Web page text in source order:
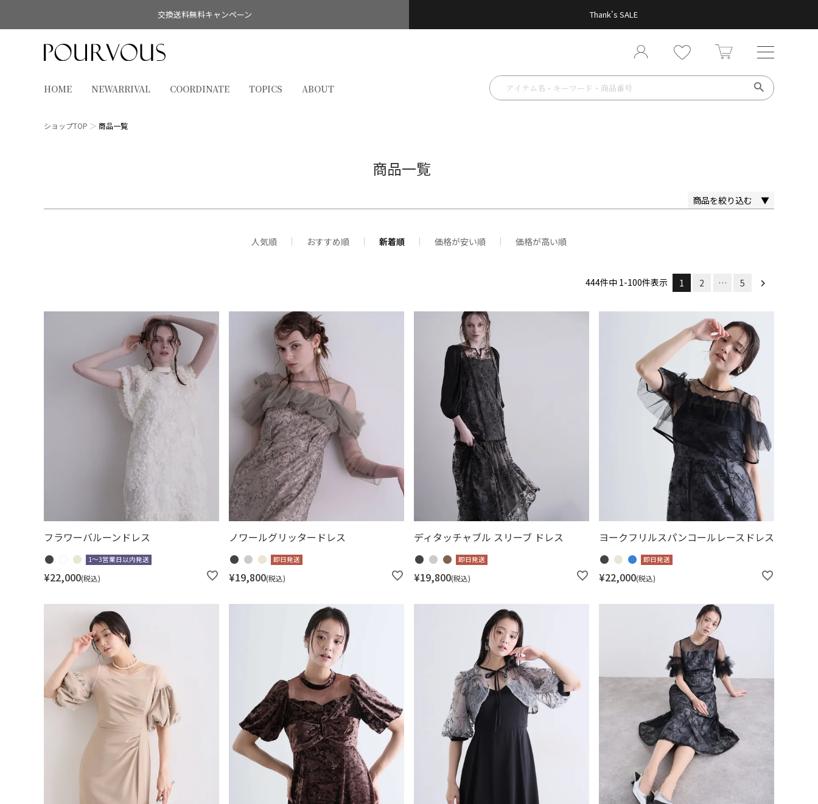
交換送料無料キャンペーン Thank's SALE
HOME NEWARRIVAL COORDINATE TOPICS ABOUT
ショップTOP 商品一覧
商品一覧
商品を絞り込む ▼
商品タグ
送料無料 即日発送
パンツドレス ボレロ
アウター
デイリーウェア
バッグ アクセサリー
サイズ
6L
在庫なし商品
在庫なし商品を表示しない
商品番号/JANコード
新着順
登録順
優先度順
レビュー順
キーワードヒット順
検索
人気順 おすすめ順 新着順 価格が安い順 価格が高い順
444件中 1-100件表示 1 2 … 5
フラワーバルーンドレス
1～3営業日以内発送
¥22,000 税込
ノワールグリッタードレス
即日発送
¥19,800 税込
ディタッチャブル スリーブ ドレス
即日発送
¥19,800 税込
ヨークフリルスパンコールレースドレス
即日発送
¥22,000 税込